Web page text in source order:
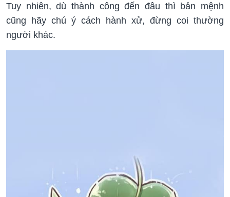
Tuy nhiên, dù thành công đến đâu thì bản mệnh
cũng hãy chú ý cách hành xử, đừng coi thường
người khác.